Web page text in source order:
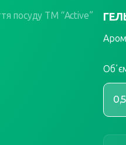
посуду ТМ “Active”